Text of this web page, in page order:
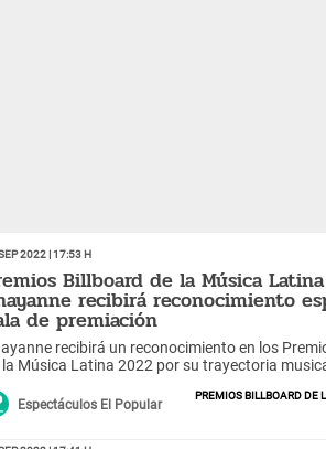
2022 | 17:53 h
Billboard de la Música
recibirá reconocimiento
de premiación
recibirá un reconocimiento en los
la Música Latina 2022 por su trayectoria
Espectáculos El Popular
Premios Billboard de